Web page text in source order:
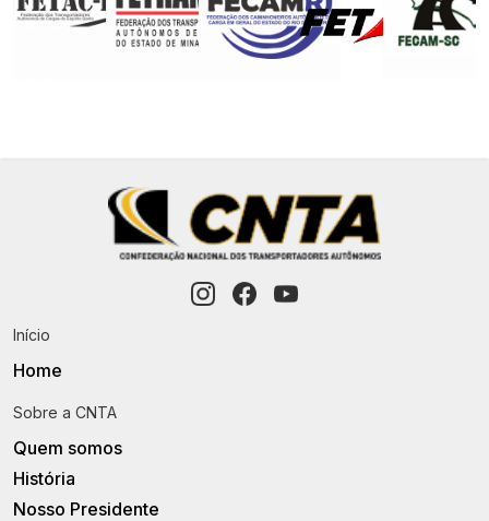
Início
Home
Sobre a CNTA
Quem somos
História
Nosso Presidente